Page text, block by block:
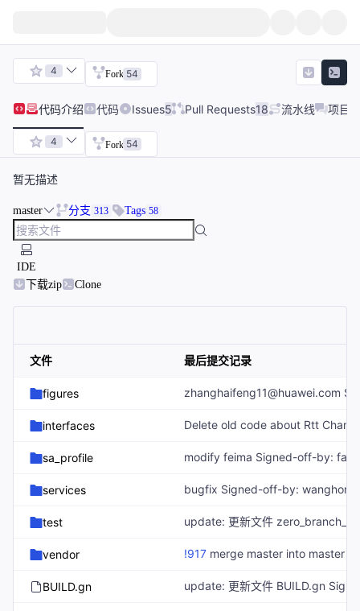
4 Fork 54
代码介绍 代码 Issues5 Pull Requests18 流水线 项目
4 Fork 54
暂无描述
master 分支 313 Tags 58
IDE
下载zip
Clone
文件 最后提交记录
figures
interfaces
sa_profile
services
test
vendor !917 merge master into master services/utils/src/cellular_call_config.cpp中的部分slotId有效性没有判定 Created-by: lizhiqi_hw Commit-by: lizhiqi_hw Merged-by: openharmony_ci Description: ### 一、内容说明（相关的Issue） 增加services/utils/src/cellular_call_config.cpp中的slotId有效性判定 ### 二、建议测试周期和提测地址 建议测试完成时间：xxxx.xx.xx 投产上线时间：xxxx.xx.xx 提测地址：CI环境/压测环境 测试账号： ### 三、变更内容 * 3.1 关联PR列表 *
BUILD.gn